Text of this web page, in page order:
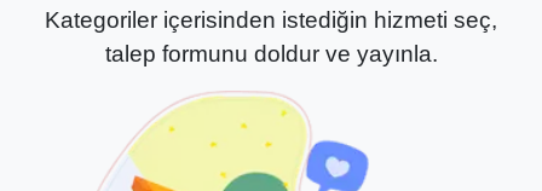
Kategoriler içerisinden istediğin hizmeti seç,
talep formunu doldur ve yayınla.